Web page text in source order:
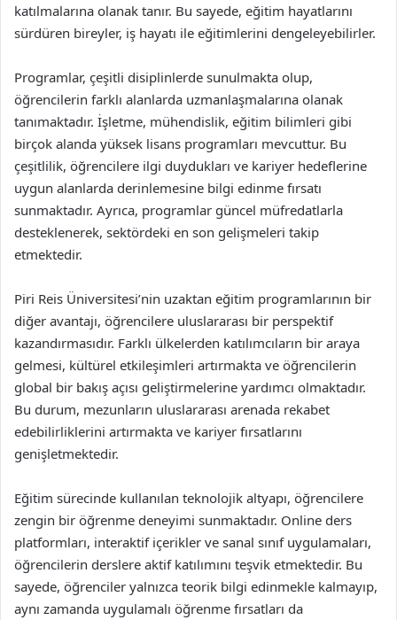
katılmalarına olanak tanır. Bu sayede, eğitim hayatlarını
sürdüren bireyler, iş hayatı ile eğitimlerini dengeleyebilirler.
Programlar, çeşitli disiplinlerde sunulmakta olup,
öğrencilerin farklı alanlarda uzmanlaşmalarına olanak
tanımaktadır. İşletme, mühendislik, eğitim bilimleri gibi
birçok alanda yüksek lisans programları mevcuttur. Bu
çeşitlilik, öğrencilere ilgi duydukları ve kariyer hedeflerine
uygun alanlarda derinlemesine bilgi edinme fırsatı
sunmaktadır. Ayrıca, programlar güncel müfredatlarla
desteklenerek, sektördeki en son gelişmeleri takip
etmektedir.
Piri Reis Üniversitesi’nin uzaktan eğitim programlarının bir
diğer avantajı, öğrencilere uluslararası bir perspektif
kazandırmasıdır. Farklı ülkelerden katılımcıların bir araya
gelmesi, kültürel etkileşimleri artırmakta ve öğrencilerin
global bir bakış açısı geliştirmelerine yardımcı olmaktadır.
Bu durum, mezunların uluslararası arenada rekabet
edebilirliklerini artırmakta ve kariyer fırsatlarını
genişletmektedir.
Eğitim sürecinde kullanılan teknolojik altyapı, öğrencilere
zengin bir öğrenme deneyimi sunmaktadır. Online ders
platformları, interaktif içerikler ve sanal sınıf uygulamaları,
öğrencilerin derslere aktif katılımını teşvik etmektedir. Bu
sayede, öğrenciler yalnızca teorik bilgi edinmekle kalmayıp,
aynı zamanda uygulamalı öğrenme fırsatları da